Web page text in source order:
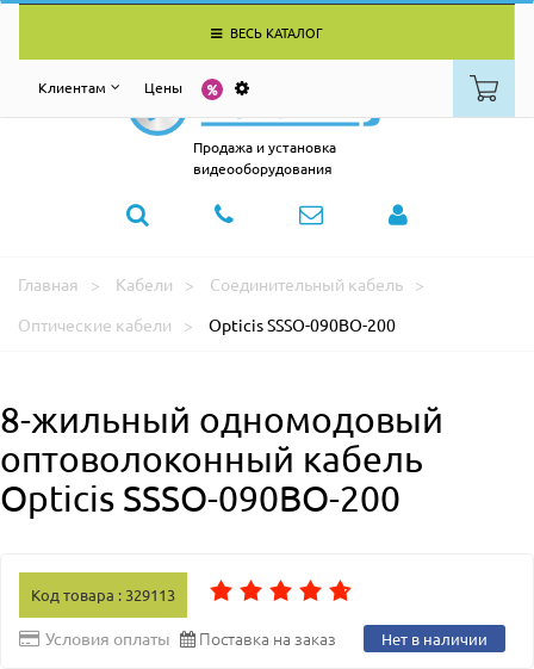
ВЕСЬ КАТАЛОГ
Клиентам Цены
Продажа и установка
видеооборудования
Главная Кабели
Соединительный кабель
Оптические кабели
Opticis SSSO-090BO-200
8-жильный одномодовый
оптоволоконный кабель
Opticis SSSO-090BO-200
Код товара : 329113
Условия оплаты Поставка на заказ Нет в наличии